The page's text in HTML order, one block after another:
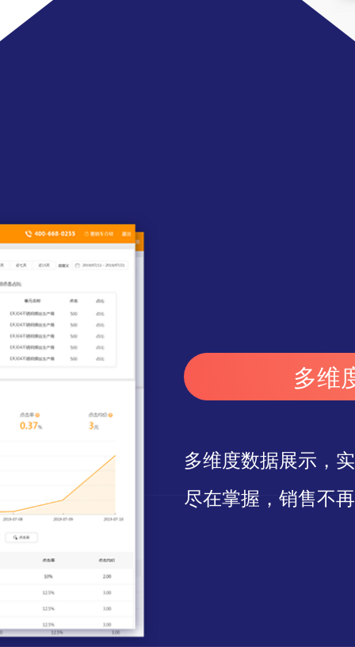
多维
多维度数据展示，
尽在掌握，销售不